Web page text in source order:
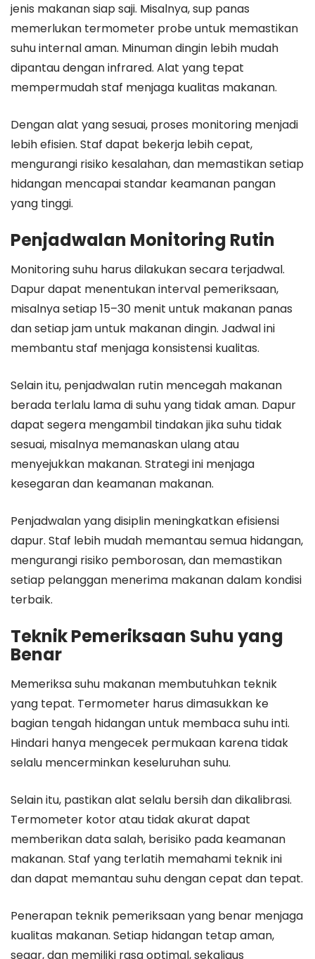
jenis makanan siap saji. Misalnya, sup panas
memerlukan termometer probe untuk memastikan
suhu internal aman. Minuman dingin lebih mudah
dipantau dengan infrared. Alat yang tepat
mempermudah staf menjaga kualitas makanan.
Dengan alat yang sesuai, proses monitoring menjadi
lebih efisien. Staf dapat bekerja lebih cepat,
mengurangi risiko kesalahan, dan memastikan setiap
hidangan mencapai standar keamanan pangan
yang tinggi.
Penjadwalan Monitoring Rutin
Monitoring suhu harus dilakukan secara terjadwal.
Dapur dapat menentukan interval pemeriksaan,
misalnya setiap 15–30 menit untuk makanan panas
dan setiap jam untuk makanan dingin. Jadwal ini
membantu staf menjaga konsistensi kualitas.
Selain itu, penjadwalan rutin mencegah makanan
berada terlalu lama di suhu yang tidak aman. Dapur
dapat segera mengambil tindakan jika suhu tidak
sesuai, misalnya memanaskan ulang atau
menyejukkan makanan. Strategi ini menjaga
kesegaran dan keamanan makanan.
Penjadwalan yang disiplin meningkatkan efisiensi
dapur. Staf lebih mudah memantau semua hidangan,
mengurangi risiko pemborosan, dan memastikan
setiap pelanggan menerima makanan dalam kondisi
terbaik.
Teknik Pemeriksaan Suhu yang
Benar
Memeriksa suhu makanan membutuhkan teknik
yang tepat. Termometer harus dimasukkan ke
bagian tengah hidangan untuk membaca suhu inti.
Hindari hanya mengecek permukaan karena tidak
selalu mencerminkan keseluruhan suhu.
Selain itu, pastikan alat selalu bersih dan dikalibrasi.
Termometer kotor atau tidak akurat dapat
memberikan data salah, berisiko pada keamanan
makanan. Staf yang terlatih memahami teknik ini
dan dapat memantau suhu dengan cepat dan tepat.
Penerapan teknik pemeriksaan yang benar menjaga
kualitas makanan. Setiap hidangan tetap aman,
segar, dan memiliki rasa optimal, sekaligus